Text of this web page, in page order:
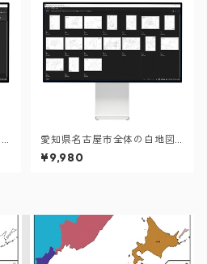
愛知県名古屋市全体の白地図
と各16区のセット（Aiファイ
ル）
¥9,980